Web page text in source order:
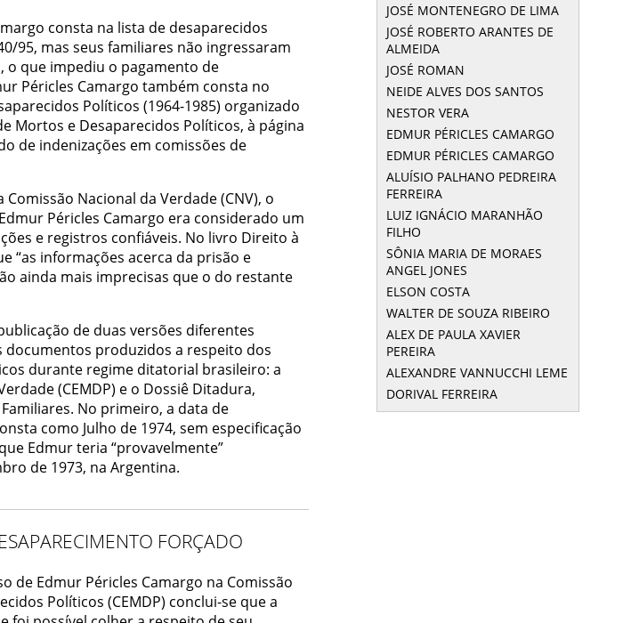
consta na lista de desaparecidos
95, mas seus familiares não ingressaram
o que impediu o pagamento de
Péricles Camargo também consta no
Políticos (1964-1985) organizado
Mortos e Desaparecidos Políticos, à página
de indenizações em comissões de
Nacional da Verdade (CNV), o
Péricles Camargo era considerado um
e registros confiáveis. No livro Direito à
“as informações acerca da prisão e
ainda mais imprecisas que o do restante
de duas versões diferentes
documentos produzidos a respeito dos
durante regime ditatorial brasileiro: a
(CEMDP) e o Dossiê Ditadura,
No primeiro, a data de
como Julho de 1974, sem especificação
Edmur teria “provavelmente”
de 1973, na Argentina.
FORÇADO
de Edmur Péricles Camargo na Comissão
Políticos (CEMDP) conclui-se que a
JOSÉ MONTENEGRO DE LIMA
JOSÉ ROBERTO ARANTES DE
ALMEIDA
JOSÉ ROMAN
NEIDE ALVES DOS SANTOS
NESTOR VERA
EDMUR PÉRICLES CAMARGO
EDMUR PÉRICLES CAMARGO
ALUÍSIO PALHANO PEDREIRA
FERREIRA
LUIZ IGNÁCIO MARANHÃO
FILHO
SÔNIA MARIA DE MORAES
ANGEL JONES
ELSON COSTA
WALTER DE SOUZA RIBEIRO
ALEX DE PAULA XAVIER
PEREIRA
ALEXANDRE VANNUCCHI LEME
DORIVAL FERREIRA